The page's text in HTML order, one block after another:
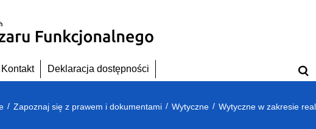
Kontakt Deklaracja dostępności
/ Zapoznaj się z prawem i dokumentami / Wytyczne /